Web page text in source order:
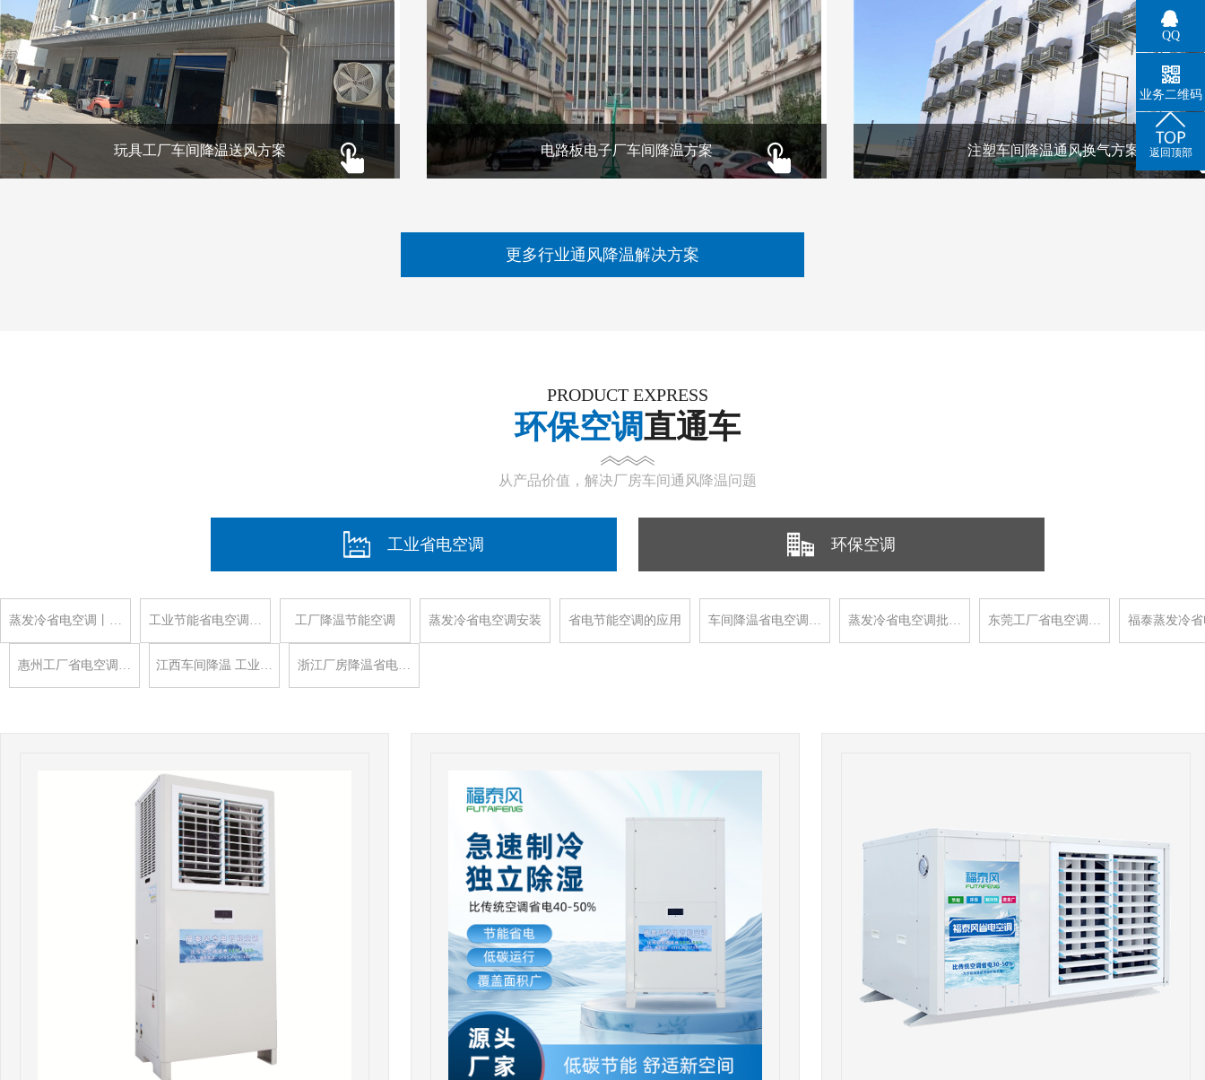
玩具工厂车间降温送风方案 电路板电子厂车间降温方案 注塑车间降温通风换气方案
更多行业通风降温解决方案
PRODUCT EXPRESS
环保空调直通车
从产品价值，解决厂房车间通风降温问题
工业省电空调 环保空调
蒸发冷省电空调丨… 工业节能省电空调… 工厂降温节能空调 蒸发冷省电空调安装 省电节能空调的应用 车间降温省电空调… 蒸发冷省电空调批… 东莞工厂省电空调… 福泰蒸发冷
惠州工厂省电空调… 江西车间降温 工业… 浙江厂房降温省电…
QQ
业务二维码
返回顶部